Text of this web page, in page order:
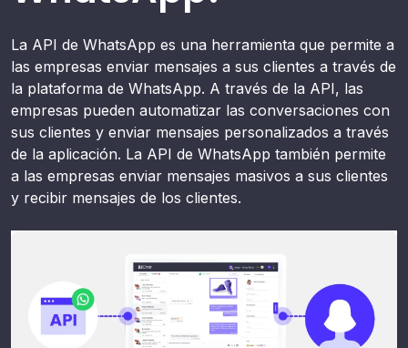
La API de WhatsApp es una herramienta que permite a
las empresas enviar mensajes a sus clientes a través de
la plataforma de WhatsApp. A través de la API, las
empresas pueden automatizar las conversaciones con
sus clientes y enviar mensajes personalizados a través
de la aplicación. La API de WhatsApp también permite
a las empresas enviar mensajes masivos a sus clientes
y recibir mensajes de los clientes.